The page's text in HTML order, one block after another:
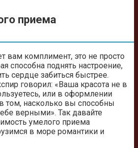
приема
вам комплимент, это не просто
способна поднять настроение,
сердце забиться быстрее.
говорил: «Ваша красота не в
или в оформлении
том, насколько вы способны
верными». Так давайте
умелого приема
в море романтики и